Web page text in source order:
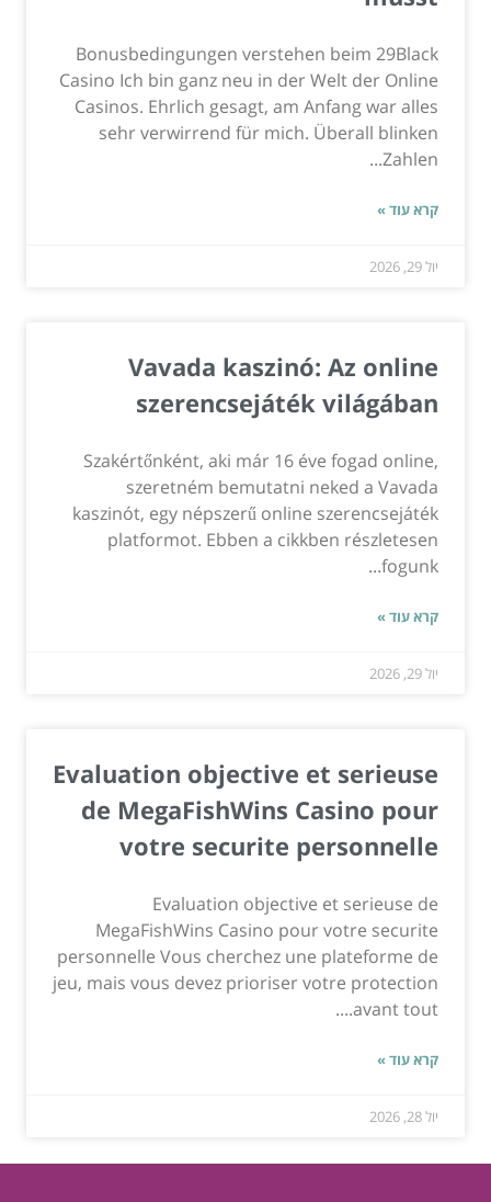
Bonusbedingungen verstehen beim 29Black
Casino Ich bin ganz neu in der Welt der Online
Casinos. Ehrlich gesagt, am Anfang war alles
sehr verwirrend für mich. Überall blinken
Zahlen...
קרא עוד »
יול 29, 2026
Vavada kaszinó: Az online
szerencsejáték világában
Szakértőnként, aki már 16 éve fogad online,
szeretném bemutatni neked a Vavada
kaszinót, egy népszerű online szerencsejáték
platformot. Ebben a cikkben részletesen
fogunk...
קרא עוד »
יול 29, 2026
Evaluation objective et serieuse
de MegaFishWins Casino pour
votre securite personnelle
Evaluation objective et serieuse de
MegaFishWins Casino pour votre securite
personnelle Vous cherchez une plateforme de
jeu, mais vous devez prioriser votre protection
avant tout....
קרא עוד »
יול 28, 2026